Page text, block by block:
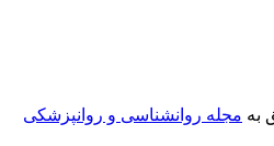
مجله روانشناسی و روانپزشکی